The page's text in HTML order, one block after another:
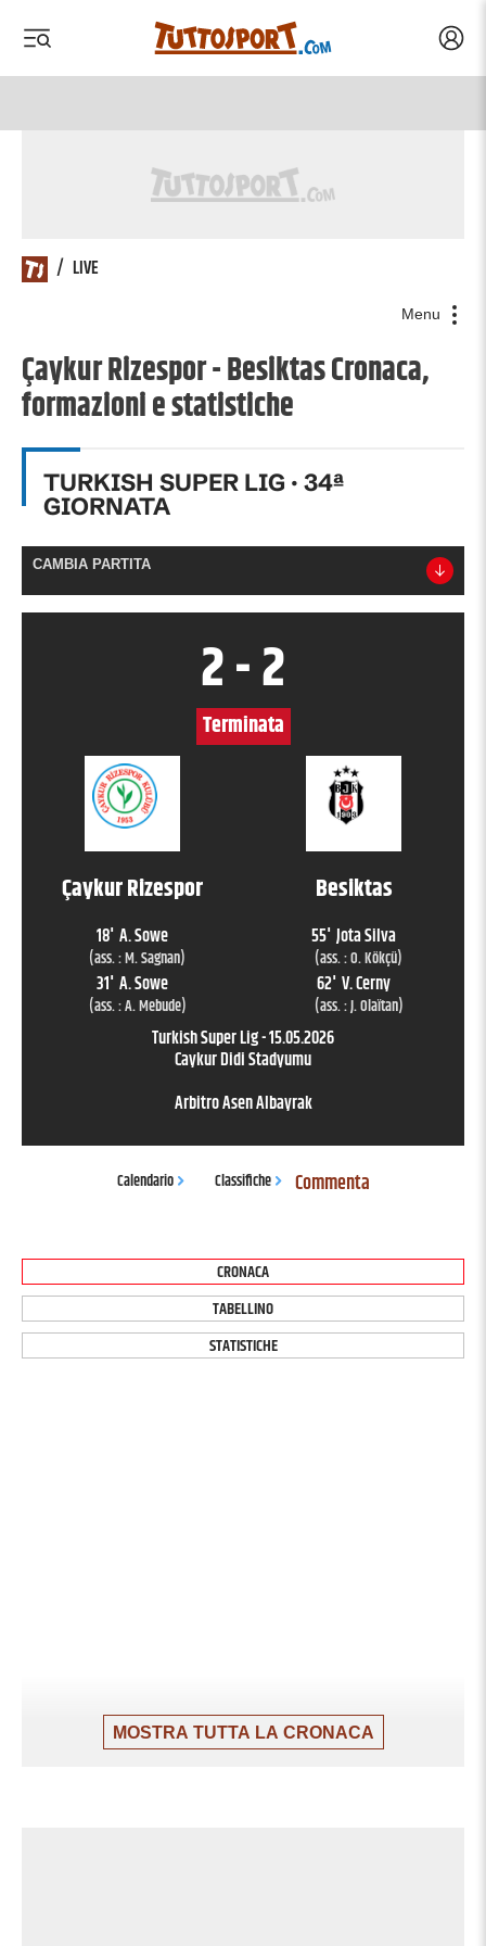
/ LIVE
Menu
Çaykur Rizespor - Besiktas Cronaca,
formazioni e statistiche
TURKISH SUPER LIG · 34ª
GIORNATA
CAMBIA PARTITA
Çaykur Rizespor
18' A. Sowe
(ass. :M. Sagnan)
31' A. Sowe
(ass. :A. Mebude)
Besiktas
55' Jota Silva
(ass. :O. Kökçü)
62' V. Cerny
(ass. :J. Olaïtan)
2-2
Terminata
Turkish Super Lig-15.05.2026
Caykur Didi Stadyumu
ArbitroAsen Albayrak
Calendario Classifiche Commenta
CRONACA
TABELLINO
STATISTICHE
MOSTRA TUTTA LA CRONACA